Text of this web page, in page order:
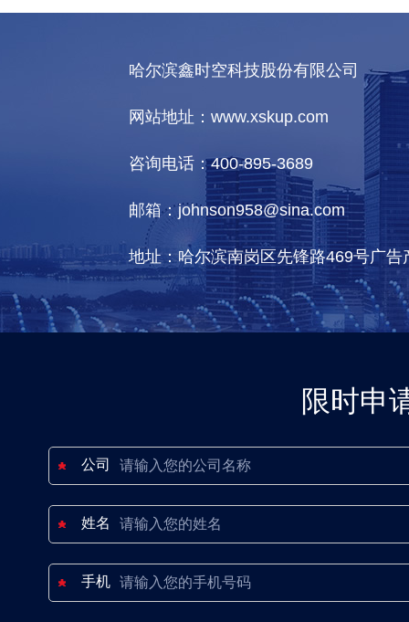
哈尔滨鑫时空科技股份有限公司
网站地址：www.xskup.com
咨询电话：400-895-3689
邮箱：johnson958@sina.com
地址：哈尔滨南岗区先锋路469号广
限时申
公司
姓名
手机